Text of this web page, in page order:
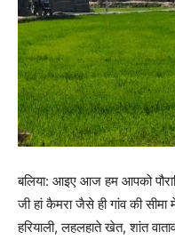
बलिया: आइए आज हम आपको
जी हां कैमरा जैसे ही गांव की
हरियाली, लहलहाते खेत, शांत